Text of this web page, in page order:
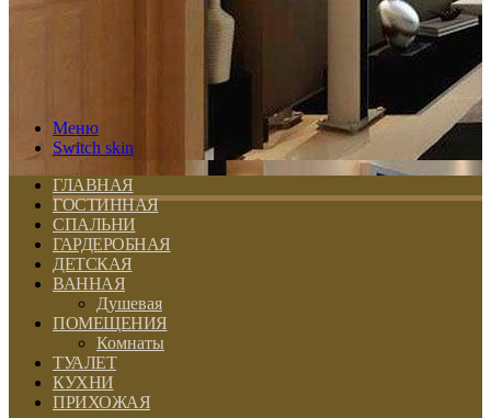
Меню
Switch skin
ГЛАВНАЯ
ГОСТИННАЯ
СПАЛЬНИ
ГАРДЕРОБНАЯ
ДЕТСКАЯ
ВАННАЯ
Душевая
ПОМЕЩЕНИЯ
Комнаты
ТУАЛЕТ
КУХНИ
ПРИХОЖАЯ